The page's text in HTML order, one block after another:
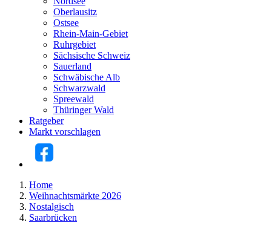
Oberlausitz
Ostsee
Rhein-Main-Gebiet
Ruhrgebiet
Sächsische Schweiz
Sauerland
Schwäbische Alb
Schwarzwald
Spreewald
Thüringer Wald
Ratgeber
Markt vorschlagen
Home
Weihnachtsmärkte 2026
Nostalgisch
Saarbrücken